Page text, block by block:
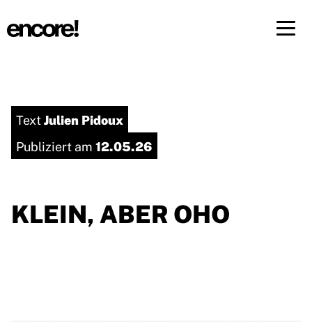
TextJulien Pidoux
Publiziert am 12.05.26
KLEIN, ABER OHO